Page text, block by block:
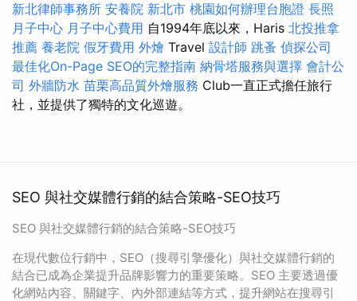
新北律師事務所 安養院 新北市 桃園如何辦理台胞證 長照
月子中心 月子中心費用 自1994年底以來，Haris 北投推拿
推薦 養老院 假牙費用 外燴 Travel 設計師 跳蚤 偵探公司
最佳化On-Page SEO的完整指南 納骨塔服務與選擇 會計公
司 外牆防水 苗栗高品質外燴服務 Club一直正式擔任旅行
社，並提供了獨特的文化巡遊。
SEO 與社交媒體行銷的結合策略-SEO技巧
SEO 與社交媒體行銷的結合策略-SEO技巧
在現代數位行銷中，SEO（搜尋引擎優化）與社交媒體行銷的
結合已成為企業提升品牌影響力的重要策略。SEO 主要透過優
化網站內容、關鍵字、內外部連結等方式，提升網站在搜尋引